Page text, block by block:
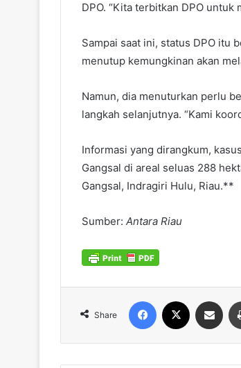
DPO. “Kita terbitkan DPO
Sampai saat ini, status DPO itu
menutup kemungkinan akan
Namun, dia menuturkan perlu
langkah selanjutnya. “Kami
Informasi yang dirangkum,
Gangsal di areal seluas 288
Gangsal, Indragiri Hulu, Riau.**
Sumber: Antara Riau
Share
Facebook Share via